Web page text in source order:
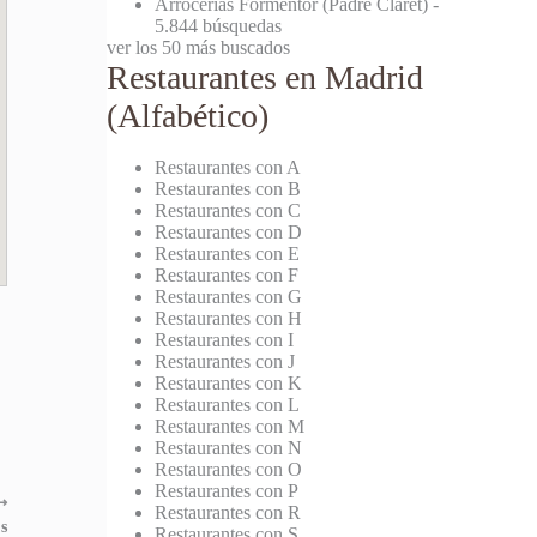
5.844 búsquedas
ver los 50 más buscados
Restaurantes en Madrid
(Alfabético)
Restaurantes con A
Restaurantes con B
Restaurantes con C
Restaurantes con D
Restaurantes con E
Restaurantes con F
Restaurantes con G
Restaurantes con H
Restaurantes con I
Restaurantes con J
Restaurantes con K
Restaurantes con L
Restaurantes con M
Restaurantes con N
Restaurantes con O
Restaurantes con P
Restaurantes con R